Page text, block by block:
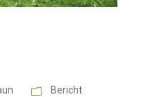
Bericht